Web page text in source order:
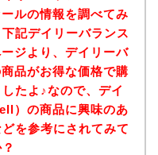
ルの情報を調べてみ
記デイリーバランス
ジより、デイリーバ
品がお得な価格で購
たよ♪なので、デイ
）の商品に興味のあ
を参考にされてみて